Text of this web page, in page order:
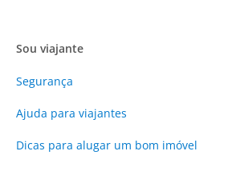
Sou viajante
Segurança
Ajuda para viajantes
Dicas para alugar um bom imóvel